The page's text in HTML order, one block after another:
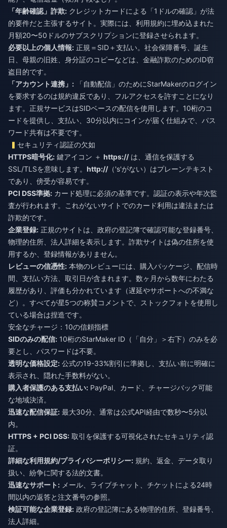
「年齢確認」詐欺: クレジットカードによる「1ドルの確認」が法
的要件だと主張するサイト。実際には、利用規約に埋め込まれた
月額20〜50ドルのサブスクリプションに登録させられます。
必要以上の個人情報: 正規＝SID＋支払い。社会保障番号、誕生
日、母親の旧姓、身分証のコピーなどは、金融詐欺のためのID窃
盗目的です。
「アカウント連携」: 「自動配信」のためにStarMakerのログイン
を要求するのは規約違反であり、フルアクセスを許すことになり
ます。正規サービスはSIDベースの配信を使用します。10桁のコ
ードを提供し、支払い、30分以内にコインが届く仕組みで、パス
ワード共有は不要です。
セキュリティ認証の欠如
HTTPS暗号化: 鍵アイコン ＋ https://は、通信を保護する
SSL/TLSを意味します。 http://（'s'がない）はプレーンテキスト
であり、傍受が容易です。
PCI DSS準拠: カード処理に必須の基準です。認証の表示や年次監
査が行われます。これがないサイトでのカード利用は違法または
詐欺的です。
企業登録: 正規のサイトは、政府の登記簿で確認可能な登録番号、
物理的住所、法人詳細を表示します。詐欺サイトは偽の住所を使
用するか、登録情報がありません。
レビューの信憑性: 本物のレビューには、購入パッケージ、配信時
間、支払い方法、取引日が含まれます。数ヶ月から数年にわたる
履歴があり、評価も分かれています（遅延やサポートへの不満な
ど）。すべてが星5つの称賛コメントで、ストックフォトを使用し
ている場合は捏造です。
安全なチャージ：10の信頼指標
SIDのみの配信: 10桁のStarMaker ID（「自分」＞右下）のみを必
要とし、パスワードは不要。
透明な価格設定: 公式の19-33%割引に準拠し、支払い前に明確に
表示され、隠れた手数料がない。
購入者保護のある支払い: PayPal、カード、チャージバック可能
な地域決済。
迅速な配信保証: 最大30分、通常は公式API経由で数秒〜5分以
内。
HTTPS + PCI DSS: 取引を保護する可視化されたセキュリティ認
証。
詳細な利用規約/プライバシーポリシー: 規約、返金、データ取り
扱い、紛争に関する法的文書。
迅速なサポート: メール、ライブチャット、チケットによる24時
間以内の返答と注文番号の参照。
検証可能な企業登録: 政府の登記簿にある物理的住所、登録番号、
法人詳細。